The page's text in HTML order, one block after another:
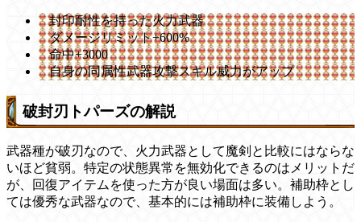
封印耐性を持った火力武器
ダメージリミット+600%
命中+3000
自身の同属性武器攻撃スキル威力がアップ
破封刃トパーズの解説
武器種が破刃なので、火力武器として魔剣と比較にはならな
いほど貧弱。特定の状態異常を無効化できるのはメリットだ
が、回復アイテムを使った方が良い場面は多い。補助枠とし
ては優秀な武器なので、基本的には補助枠に装備しよう。